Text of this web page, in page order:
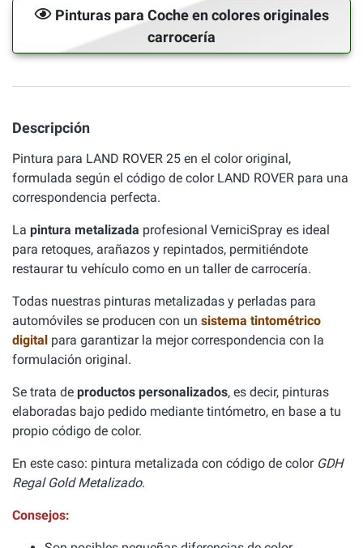
Pinturas para Coche en colores originales
carrocería
Descripción
Pintura para LAND ROVER 25 en el color original,
formulada según el código de color LAND ROVER para una
correspondencia perfecta.
La pintura metalizada profesional VerniciSpray es ideal
para retoques, arañazos y repintados, permitiéndote
restaurar tu vehículo como en un taller de carrocería.
Todas nuestras pinturas metalizadas y perladas para
automóviles se producen con un sistema tintométrico
digital para garantizar la mejor correspondencia con la
formulación original.
Se trata de productos personalizados, es decir, pinturas
elaboradas bajo pedido mediante tintómetro, en base a tu
propio código de color.
En este caso: pintura metalizada con código de color GDH
Regal Gold Metalizado.
Consejos: